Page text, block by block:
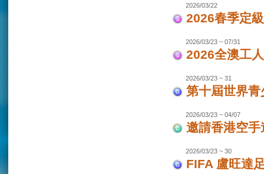
2026/03/22
2026春季定
2026/03/23 ~ 07/31
2026全澳工
2026/03/23 ~ 31
第十屆世界
2026/03/23 ~ 04/07
邀請香港空
2026/03/23 ~ 30
FIFA 盧旺達